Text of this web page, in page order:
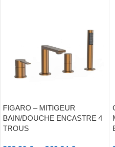
FIGARO – MITIGEUR
BAIN/DOUCHE ENCASTRE 4
TROUS